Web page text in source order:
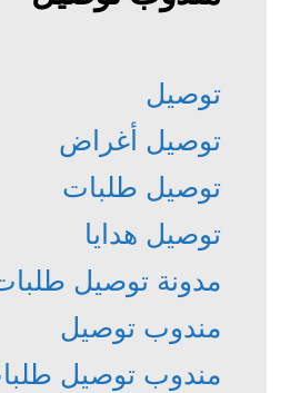
توصيل
توصيل أغراض
توصيل طلبات
توصيل هدايا
مدونة توصيل
مندوب توصيل
مندوب توصيل